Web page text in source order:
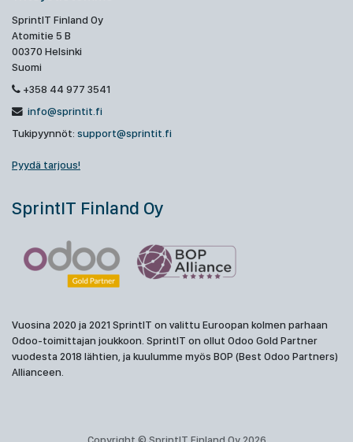
SprintIT Finland Oy
Atomitie 5 B
00370 Helsinki
Suomi
+358 44 977 3541
info@sprintit.fi
Tukipyynnöt: support@sprintit.fi
Pyydä tarjous!
SprintIT Finland Oy
Vuosina 2020 ja 2021 SprintIT on valittu Euroopan kolmen parhaan
Odoo-toimittajan joukkoon. SprintIT on ollut Odoo Gold Partner
vuodesta 2018 lähtien, ja kuulumme myös BOP (Best Odoo Partners)
Allianceen.
Copyright © SprintIT Finland Oy 2026